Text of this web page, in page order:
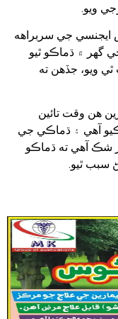
ويو.
ايجنسي جي سربراهه
گهر ۾ ڌماڪو ٿيو
ويو، جڏهن ته
هن وقت تائين
ڪيو آهي ۽ ڌماڪي جي
شڪ آهي ته ڌماڪو
سبب ٿيو.